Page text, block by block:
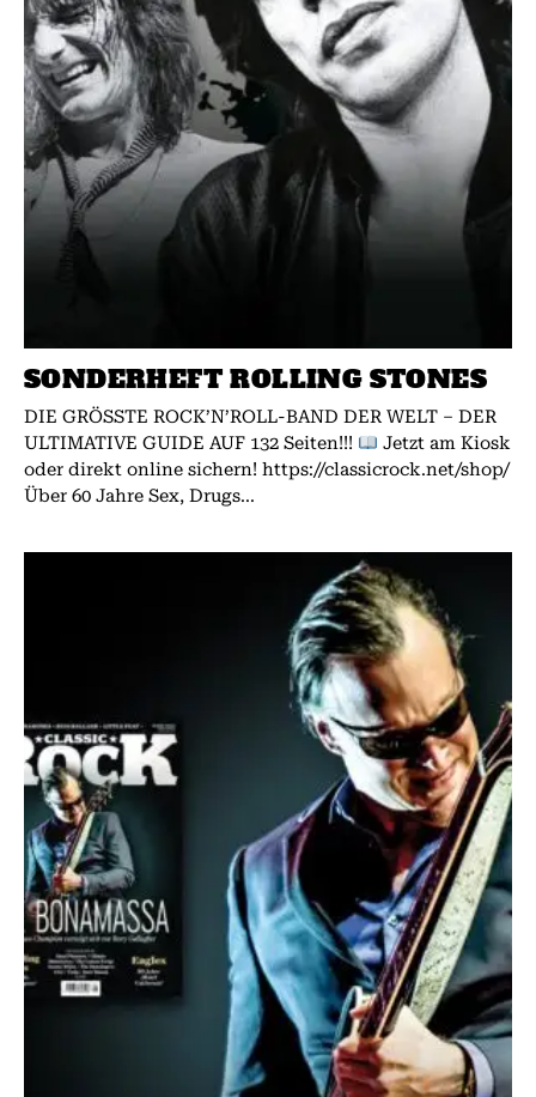
SONDERHEFT ROLLING STONES
DIE GRÖSSTE ROCK’N’ROLL-BAND DER WELT – DER
ULTIMATIVE GUIDE AUF 132 Seiten!!!
Jetzt am Kiosk
oder direkt online sichern! https://classicrock.net/shop/
Über 60 Jahre Sex, Drugs...